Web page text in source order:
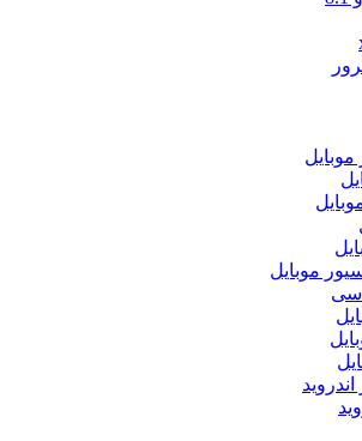
موبایل
موبایل
سی